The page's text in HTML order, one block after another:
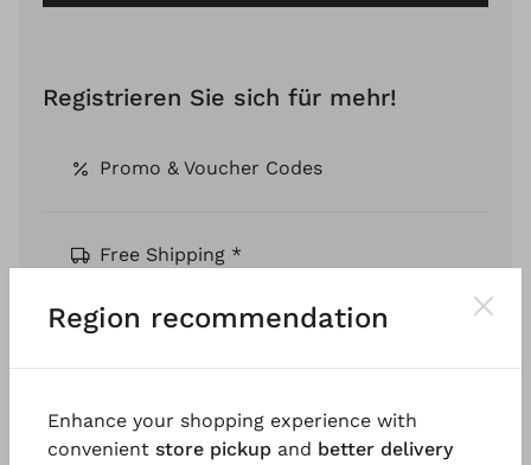
Registrieren Sie sich für mehr!
Promo & Voucher Codes
Free Shipping *
Registrieren Sie sich jetzt
Region recommendation
Enhance your shopping experience with
convenient store pickup and better delivery